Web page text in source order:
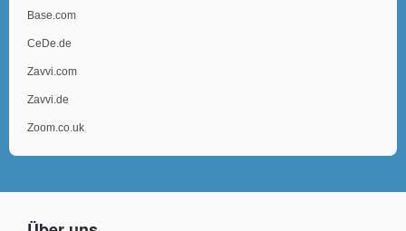
Base.com
CeDe.de
Zavvi.com
Zavvi.de
Zoom.co.uk